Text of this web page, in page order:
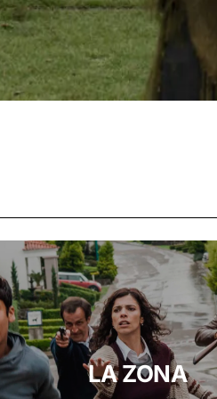
LA ZONA